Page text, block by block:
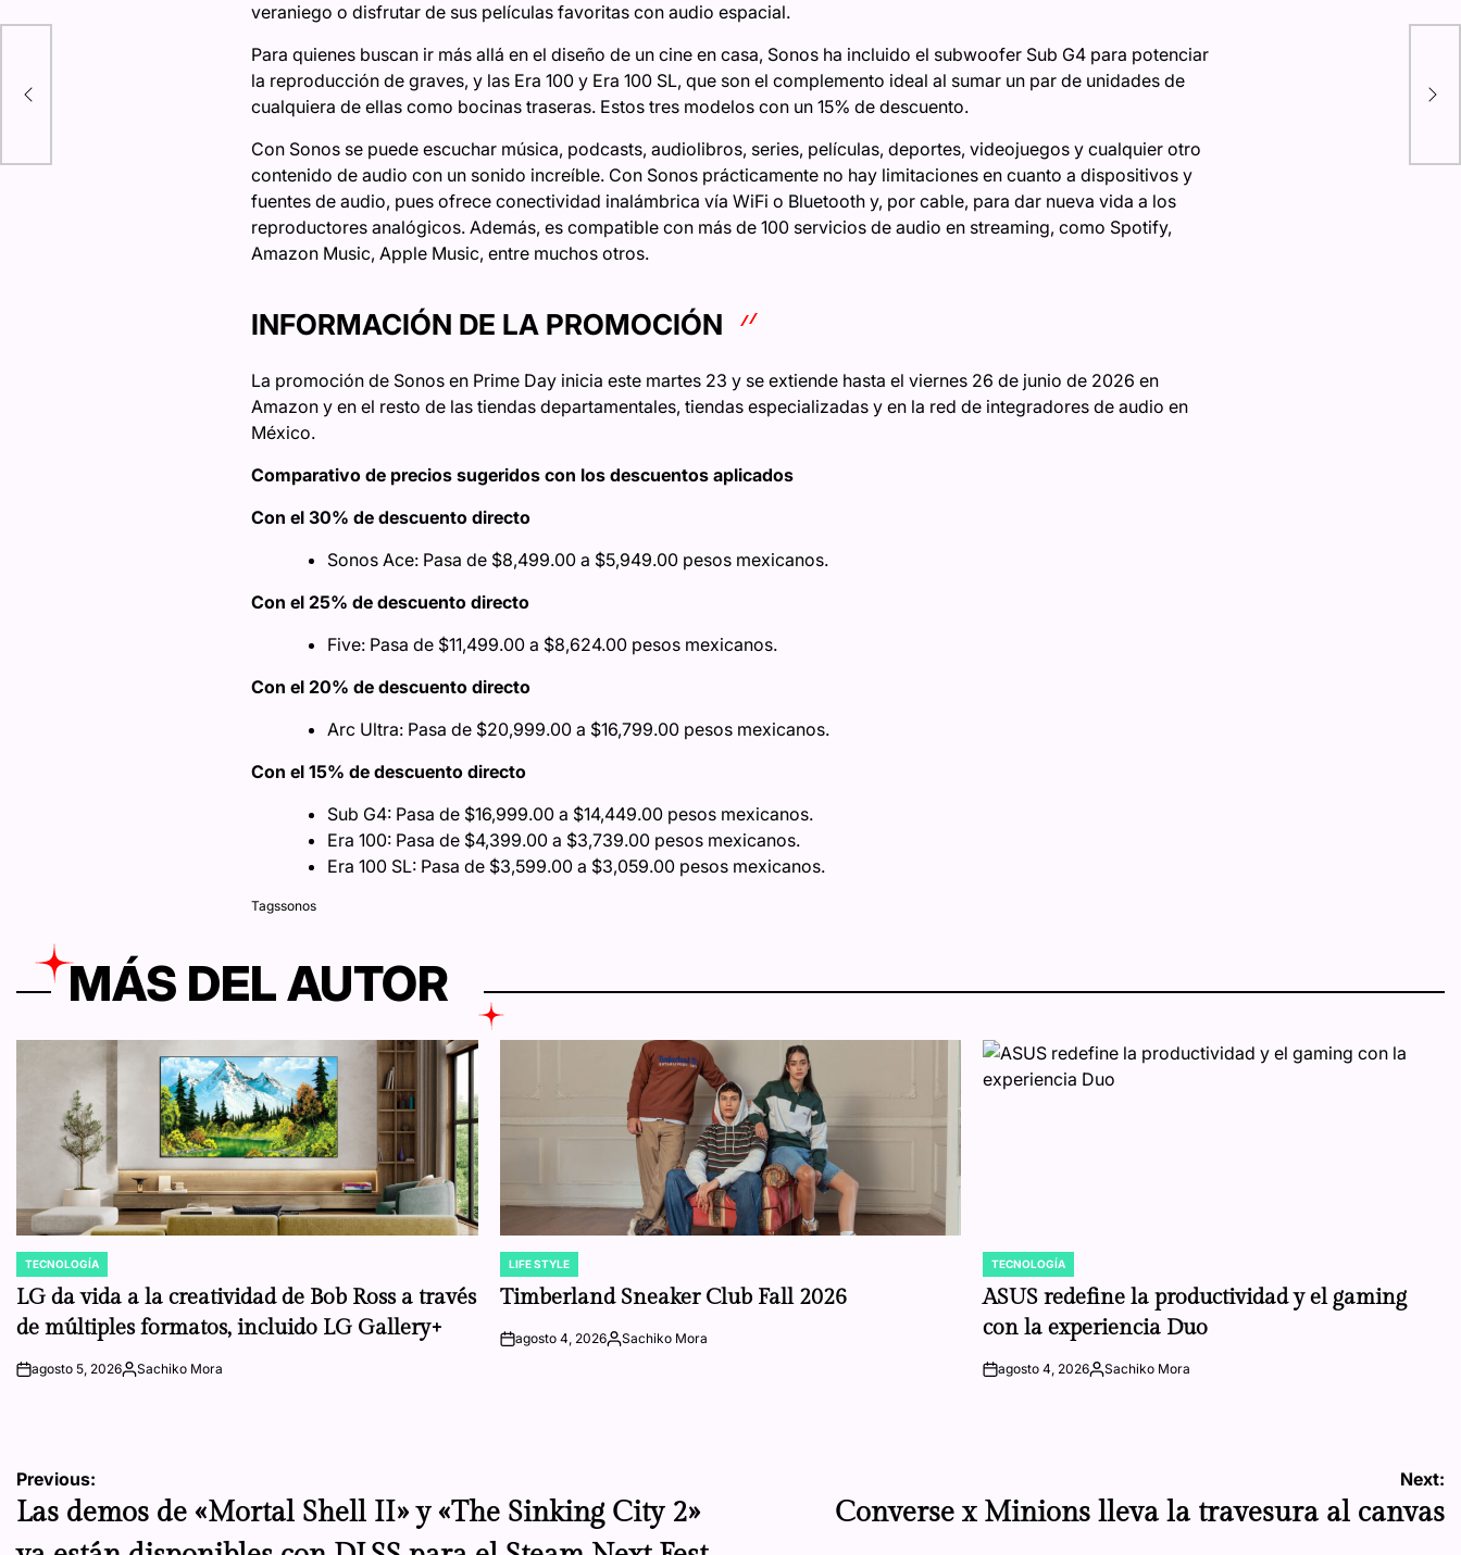
veraniego o disfrutar de sus películas favoritas con audio espacial.
Para quienes buscan ir más allá en el diseño de un cine en casa, Sonos ha incluido el subwoofer Sub G4 para potenciar
la reproducción de graves, y las Era 100 y Era 100 SL, que son el complemento ideal al sumar un par de unidades de
cualquiera de ellas como bocinas traseras. Estos tres modelos con un 15% de descuento.
Con Sonos se puede escuchar música, podcasts, audiolibros, series, películas, deportes, videojuegos y cualquier otro
contenido de audio con un sonido increíble. Con Sonos prácticamente no hay limitaciones en cuanto a dispositivos y
fuentes de audio, pues ofrece conectividad inalámbrica vía WiFi o Bluetooth y, por cable, para dar nueva vida a los
reproductores analógicos. Además, es compatible con más de 100 servicios de audio en streaming, como Spotify,
Amazon Music, Apple Music, entre muchos otros.
INFORMACIÓN DE LA PROMOCIÓN
La promoción de Sonos en Prime Day inicia este martes 23 y se extiende hasta el viernes 26 de junio de 2026 en
Amazon y en el resto de las tiendas departamentales, tiendas especializadas y en la red de integradores de audio en
México.
Comparativo de precios sugeridos con los descuentos aplicados
Con el 30% de descuento directo
Sonos Ace: Pasa de $8,499.00 a $5,949.00 pesos mexicanos.
Con el 25% de descuento directo
Five: Pasa de $11,499.00 a $8,624.00 pesos mexicanos.
Con el 20% de descuento directo
Arc Ultra: Pasa de $20,999.00 a $16,799.00 pesos mexicanos.
Con el 15% de descuento directo
Sub G4: Pasa de $16,999.00 a $14,449.00 pesos mexicanos.
Era 100: Pasa de $4,399.00 a $3,739.00 pesos mexicanos.
Era 100 SL: Pasa de $3,599.00 a $3,059.00 pesos mexicanos.
Tagssonos
MÁS DEL AUTOR
POSTED
IN
TECNOLOGÍA
LG da vida a la creatividad de Bob Ross a través
de múltiples formatos, incluido LG Gallery+
onagosto 5, 2026Posted
Sachiko Mora
POSTED
IN
LIFE STYLE
Timberland Sneaker Club Fall 2026
onagosto 4, 2026Posted
Sachiko Mora
POSTED
IN
TECNOLOGÍA
ASUS redefine la productividad y el gaming
con la experiencia Duo
onagosto 4, 2026Posted
Sachiko Mora
la
Navegación
de
Previous:
Las demos de «Mortal Shell II» y «The Sinking City 2»
Next:
Converse x Minions lleva la travesura al canvas